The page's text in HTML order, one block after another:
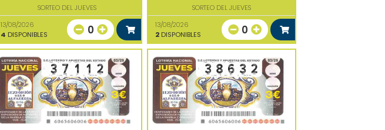
SORTEO DEL JUEVES
13/08/2026
4 DISPONIBLES 0
SORTEO DEL JUEVES
13/08/2026
2DISPONIBLES 0